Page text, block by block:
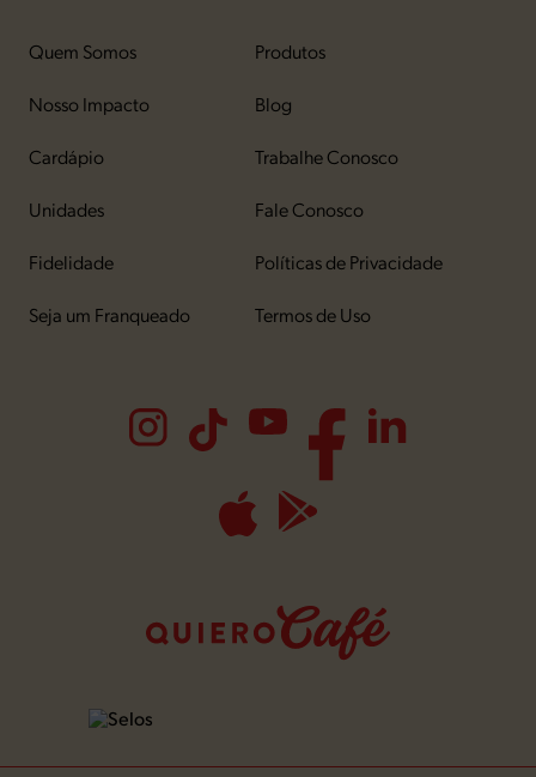
Quem Somos
Nosso Impacto
Cardápio
Unidades
Fidelidade
Seja um Franqueado
Produtos
Blog
Trabalhe Conosco
Fale Conosco
Políticas de Privacidade
Termos de Uso